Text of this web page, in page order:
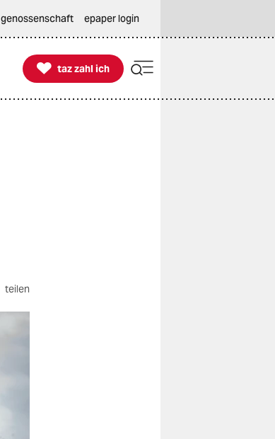
genossenschaft epaper login

taz zahl ich
taz zahl ich
teilen